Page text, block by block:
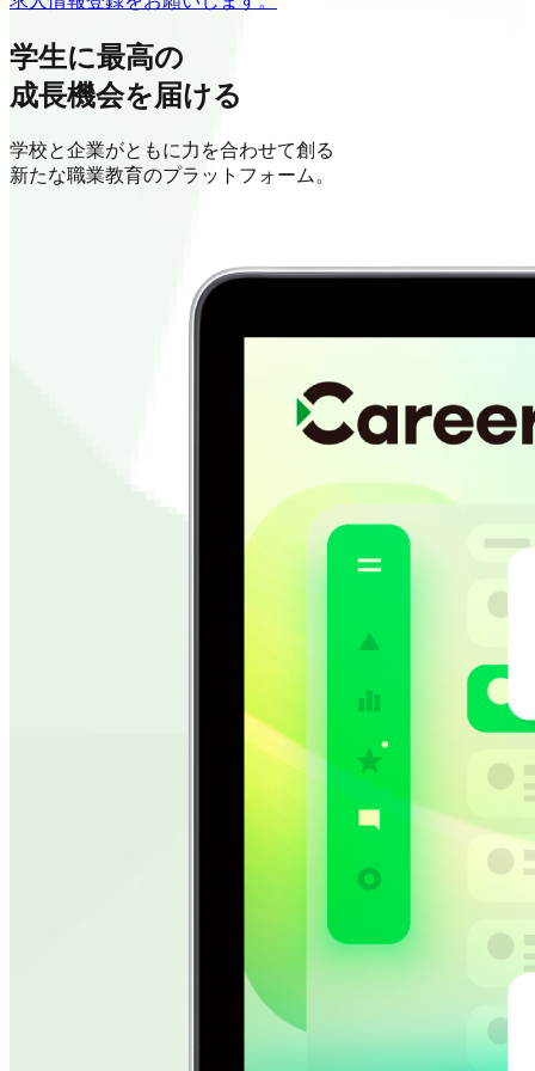
学生に最高の
成長機会を届ける
学校と企業がともに力を合わせて創る
新たな職業教育のプラットフォーム。